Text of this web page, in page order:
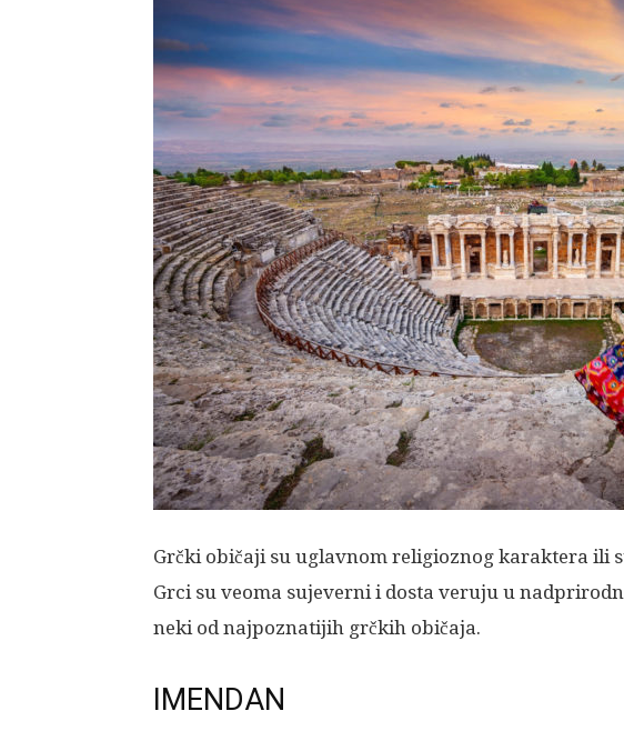
Grčki običaji su uglavnom religioznog karaktera ili
Grci su veoma sujeverni i dosta veruju u
neki od najpoznatijih grčkih običaja.
IMENDAN